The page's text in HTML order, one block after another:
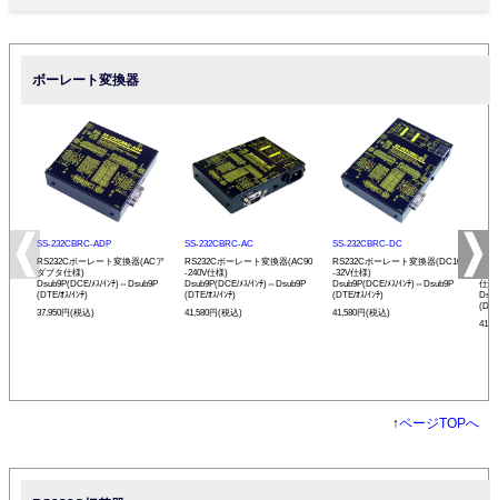
ボーレート変換器
SS-232CBRC-ADP
RS232Cボーレート変換器(ACア
ダプタ仕様)
Dsub9P(DCE/ﾒｽ/ｲﾝﾁ)⇔Dsub9P
(DTE/ｵｽ/ｲﾝﾁ)
37,950円(税込)
SS-232CBRC-AC
RS232Cボーレート変換器(AC90
-240V仕様)
Dsub9P(DCE/ﾒｽ/ｲﾝﾁ)⇔Dsub9P
(DTE/ｵｽ/ｲﾝﾁ)
41,580円(税込)
SS-232CBRC-DC
RS232Cボーレート変換器(DC10
-32V仕様)
Dsub9P(DCE/ﾒｽ/ｲﾝﾁ)⇔Dsub9P
(DTE/ｵｽ/ｲﾝﾁ)
41,580円(税込)
リ
仕
↑ページTOPへ